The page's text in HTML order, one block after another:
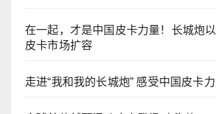
在一起，才是中国皮卡力量！长城炮
皮卡市场扩容
走进“我和我的长城炮” 感受中国皮卡